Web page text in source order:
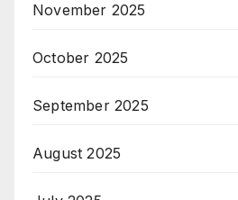
November 2025
October 2025
September 2025
August 2025